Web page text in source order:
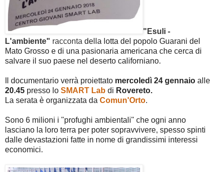
" Esuli -
L'ambiente" racconta della lotta del popolo Guarani del
Mato Grosso e di una pasionaria americana che cerca di
salvare il suo paese nel deserto californiano.
Il documentario verrà proiettato mercoledì 24 gennaio alle
20.45 presso lo SMART Lab di Rovereto.
La serata è organizzata da Comun'Orto.
Sono 6 milioni i "profughi ambientali" che ogni anno
lasciano la loro terra per poter sopravvivere, spesso spinti
dalle devastazioni fatte in nome di grandissimi interessi
economici.